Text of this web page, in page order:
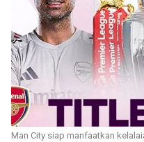
Man City siap manfaatkan